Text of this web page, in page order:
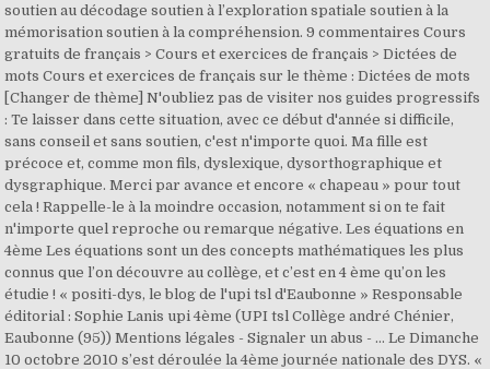
soutien au décodage soutien à l’exploration spatiale soutien à la
mémorisation soutien à la compréhension. 9 commentaires Cours
gratuits de français > Cours et exercices de français > Dictées de
mots Cours et exercices de français sur le thème : Dictées de mots
[Changer de thème] N'oubliez pas de visiter nos guides progressifs
: Te laisser dans cette situation, avec ce début d'année si difficile,
sans conseil et sans soutien, c'est n'importe quoi. Ma fille est
précoce et, comme mon fils, dyslexique, dysorthographique et
dysgraphique. Merci par avance et encore « chapeau » pour tout
cela ! Rappelle-le à la moindre occasion, notamment si on te fait
n'importe quel reproche ou remarque négative. Les équations en
4ème Les équations sont un des concepts mathématiques les plus
connus que l’on découvre au collège, et c’est en 4 ème qu’on les
étudie ! « positi-dys, le blog de l'upi tsl d'Eaubonne » Responsable
éditorial : Sophie Lanis upi 4ème (UPI tsl Collège andré Chénier,
Eaubonne (95)) Mentions légales - Signaler un abus - … Le Dimanche
10 octobre 2010 s’est déroulée la 4ème journée nationale des DYS. «